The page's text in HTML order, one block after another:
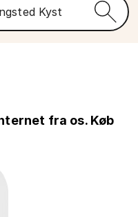
fra os. Køb